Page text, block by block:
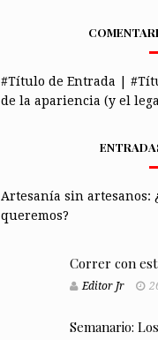
#Título de Entrada |
de la apariencia (y el
Artesanía sin artesanos:
queremos?
Correr con
Editor Jr
Semanario: